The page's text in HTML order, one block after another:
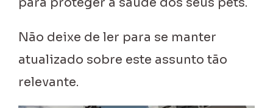
Não deixe de ler para se manter
atualizado sobre este assunto tão
relevante.